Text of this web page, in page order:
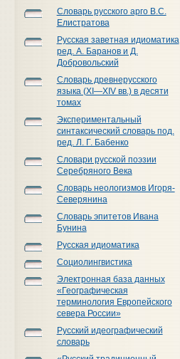
Словарь русского арго В.С.
Елистратова
Русская заветная идиоматика
ред. А. Баранов и Д.
Добровольский
Словарь древнерусского
языка (XI—XIV вв.) в десяти
томах
Экспериментальный
синтаксический словарь под.
ред. Л. Г. Бабенко
Словари русской поэзии
Серебряного Века
Словарь неологизмов Игоря-
Северянина
Словарь эпитетов Ивана
Бунина
Русская идиоматика
Социолингвистика
Электронная база данных
«Географическая
терминология Европейского
севера России»
Русский идеографический
словарь